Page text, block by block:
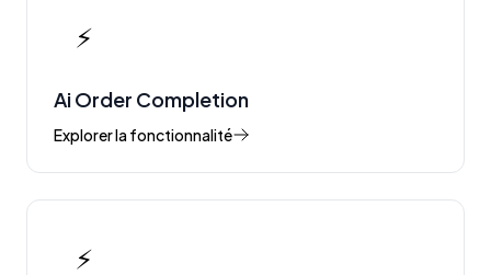
⚡
Ai Order Completion
Explorer la fonctionnalité
⚡